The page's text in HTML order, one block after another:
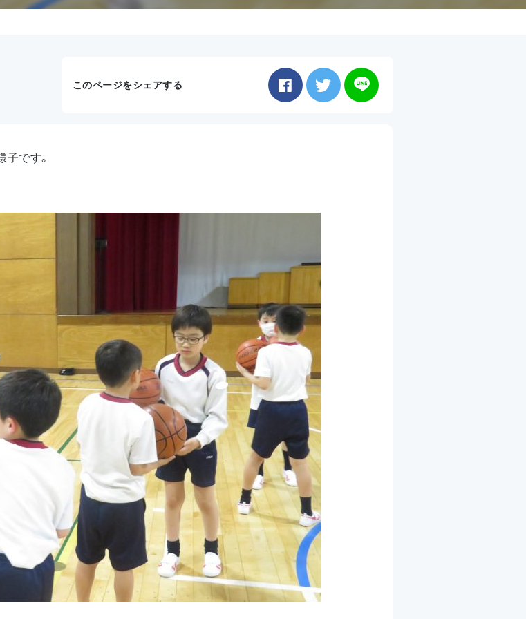
このページをシェアする
です。